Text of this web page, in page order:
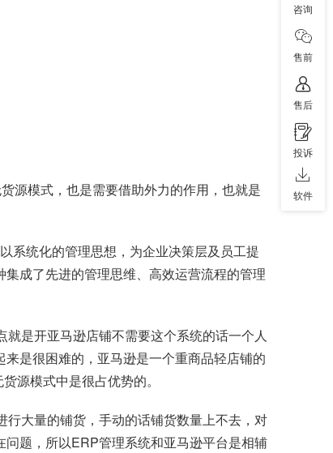
源模式，也是需要借助外力的作用，也就是
系统化的管理思想，为企业决策层及员工提
成了先进的管理思维、高效运营流程的管理
是开亚马逊店铺不需要这个系统的话一个人
是很困难的，亚马逊是一个重商品轻店铺的
源模式中是很占优势的。
大量的铺货，手动的话铺货数量上不去，对
题，所以ERP管理系统和亚马逊平台是相辅
咨询
售前
售后
投诉
软件